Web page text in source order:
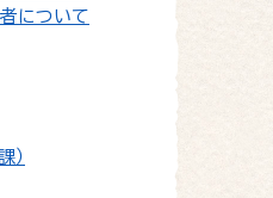
について
）